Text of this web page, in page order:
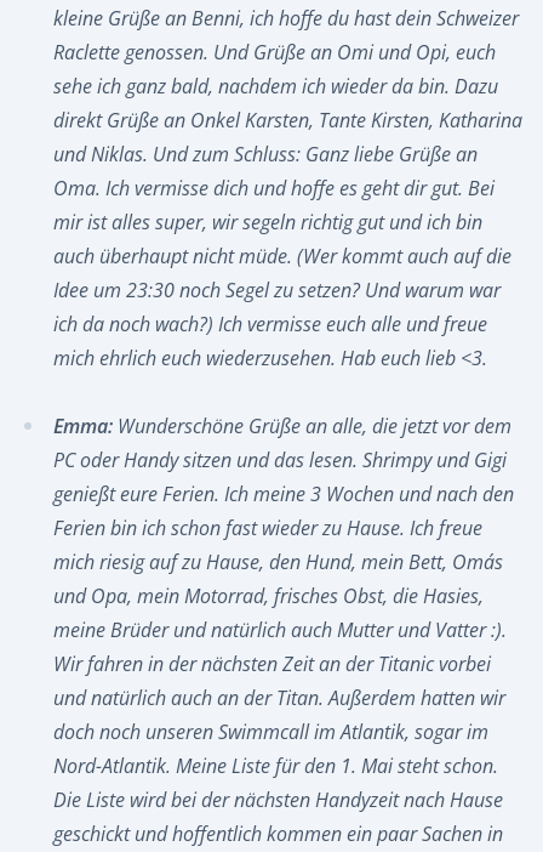
kleine Grüße an Benni, ich hoffe du hast dein Schweizer
Raclette genossen. Und Grüße an Omi und Opi, euch
sehe ich ganz bald, nachdem ich wieder da bin. Dazu
direkt Grüße an Onkel Karsten, Tante Kirsten, Katharina
und Niklas. Und zum Schluss: Ganz liebe Grüße an
Oma. Ich vermisse dich und hoffe es geht dir gut. Bei
mir ist alles super, wir segeln richtig gut und ich bin
auch überhaupt nicht müde. (Wer kommt auch auf die
Idee um 23:30 noch Segel zu setzen? Und warum war
ich da noch wach?) Ich vermisse euch alle und freue
mich ehrlich euch wiederzusehen. Hab euch lieb <3.
Emma: Wunderschöne Grüße an alle, die jetzt vor dem
PC oder Handy sitzen und das lesen. Shrimpy und Gigi
genießt eure Ferien. Ich meine 3 Wochen und nach den
Ferien bin ich schon fast wieder zu Hause. Ich freue
mich riesig auf zu Hause, den Hund, mein Bett, Oma´s
und Opa, mein Motorrad, frisches Obst, die Hasies,
meine Brüder und natürlich auch Mutter und Vatter :).
Wir fahren in der nächsten Zeit an der Titanic vorbei
und natürlich auch an der Titan. Außerdem hatten wir
doch noch unseren Swimmcall im Atlantik, sogar im
Nord-Atlantik. Meine Liste für den 1. Mai steht schon.
Die Liste wird bei der nächsten Handyzeit nach Hause
geschickt und hoffentlich kommen ein paar Sachen in